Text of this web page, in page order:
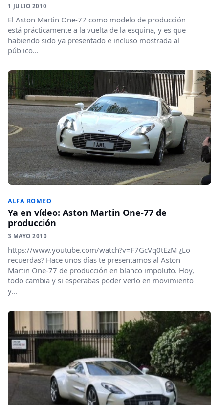
1 JULIO 2010
El Aston Martin One-77 como modelo de producción
está prácticamente a la vuelta de la esquina, y es que
habiendo sido ya presentado e incluso mostrada al
público...
ALFA ROMEO
Ya en vídeo: Aston Martin One-77 de
producción
3 MAYO 2010
https://www.youtube.com/watch?v=F7GcVq0tEzM ¿Lo
recuerdas? Hace unos días te presentamos al Aston
Martin One-77 de producción en blanco impoluto. Hoy,
todo cambia y si esperabas poder verlo en movimiento
y...